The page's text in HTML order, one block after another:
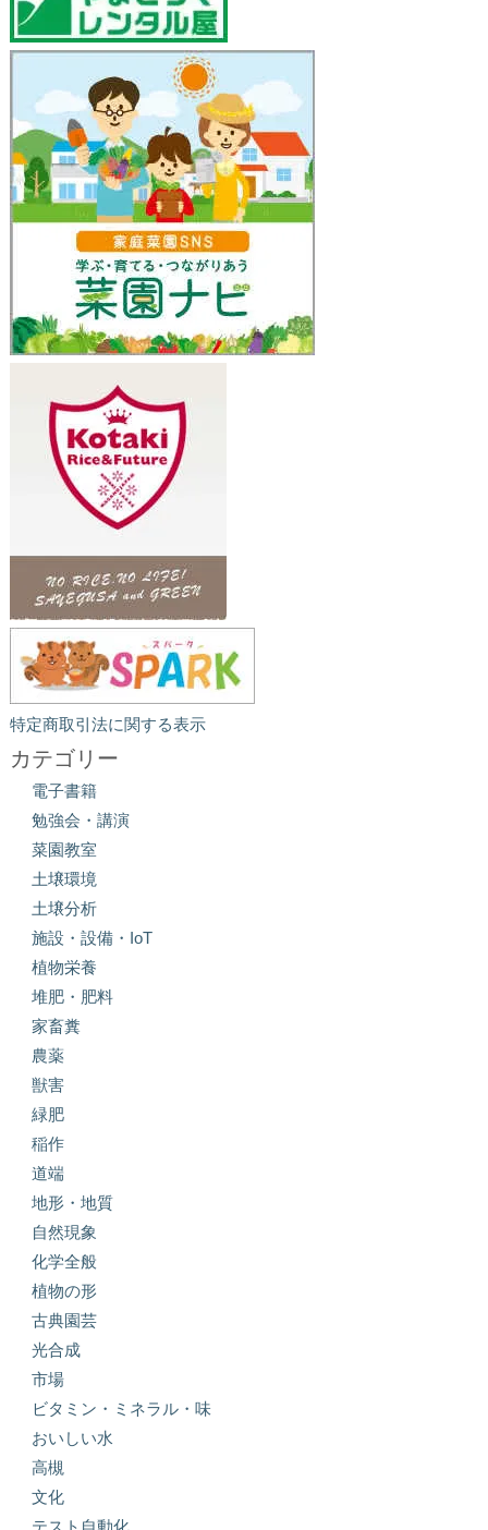
特定商取引法に関する表示
カテゴリー
電子書籍
勉強会・講演
菜園教室
土壌環境
土壌分析
施設・設備・IoT
植物栄養
堆肥・肥料
家畜糞
農薬
獣害
緑肥
稲作
道端
地形・地質
自然現象
化学全般
植物の形
古典園芸
光合成
市場
ビタミン・ミネラル・味
おいしい水
高槻
文化
テスト自動化